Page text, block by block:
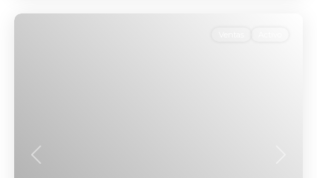
Anterior